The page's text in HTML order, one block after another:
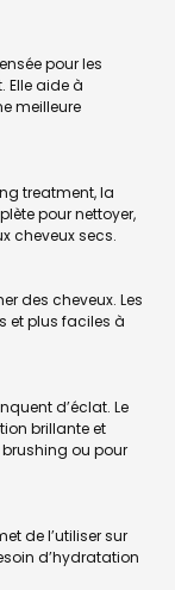
pour les
Elle aide à
meilleure
treatment, la
pour nettoyer,
cheveux secs.
des cheveux. Les
et plus faciles à
d’éclat. Le
brillante et
ou pour
de l’utiliser sur
d’hydratation